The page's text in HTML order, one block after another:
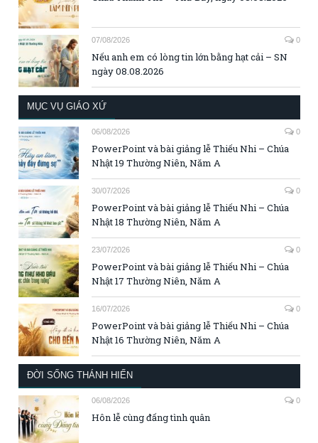
07/08/2026 0
Nếu anh em có lòng tin lớn bằng hạt cải – SN
ngày 08.08.2026
MỤC VỤ GIÁO XỨ
06/08/2026 0
PowerPoint và bài giảng lễ Thiếu Nhi – Chúa
Nhật 19 Thường Niên, Năm A
30/07/2026 0
PowerPoint và bài giảng lễ Thiếu Nhi – Chúa
Nhật 18 Thường Niên, Năm A
23/07/2026 0
PowerPoint và bài giảng lễ Thiếu Nhi – Chúa
Nhật 17 Thường Niên, Năm A
16/07/2026 0
PowerPoint và bài giảng lễ Thiếu Nhi – Chúa
Nhật 16 Thường Niên, Năm A
ĐỜI SỐNG THÁNH HIẾN
06/08/2026 0
Hôn lễ cùng đấng tình quân